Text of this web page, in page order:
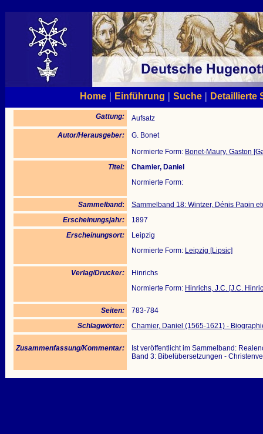
Home| Einführung | Suche| Detaillierte
Gattung: Aufsatz
Autor/Herausgeber:
G. Bonet
Normierte Form: Bonet-Maury, Gaston
Titel:
Chamier, Daniel
Normierte Form:
Sammelband:
Sammelband 18: Wintzer, Dénis Papin
Erscheinungsjahr:
1897
Erscheinungsort:
Leipzig
Normierte Form: Leipzig [Lipsic]
Verlag/Drucker:
Hinrichs
Normierte Form: Hinrichs, J.C. [J.C.
Seiten:
783-784
Schlagwörter:
Chamier, Daniel (1565-1621) -
Zusammenfassung/Kommentar:
Ist veröffentlicht im Sammelband:
Band 3: Bibelübersetzungen -